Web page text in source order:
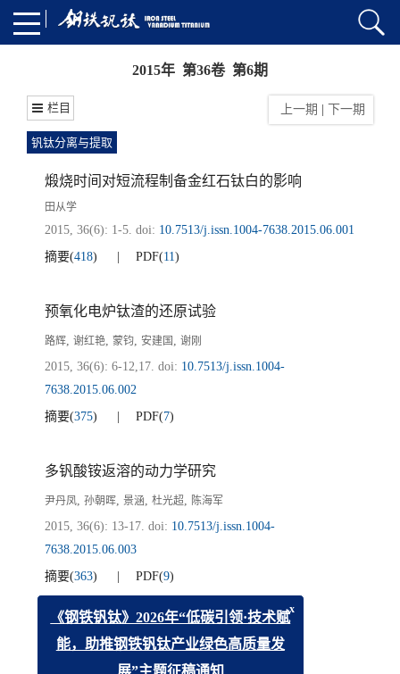
2015年 第36卷 第6期
栏目 上一期 下一期
钒钛分离与提取
煅烧时间对短流程制备金红石钛白的影响
田从学
2015, 36(6): 1-5. doi: 10.7513/j.issn.1004-7638.2015.06.001
摘要(418) PDF(11)
预氧化电炉钛渣的还原试验
路辉, 谢红艳, 蒙钧, 安建国 , 谢刚
2015, 36(6): 6-12,17. doi: 10.7513/j.issn.1004-
7638.2015.06.002
摘要(375) PDF(7)
多钒酸铵返溶的动力学研究
尹丹凤, 孙朝晖, 景涵, 杜光超, 陈海军
2015, 36(6): 13-17. doi: 10.7513/j.issn.1004-
7638.2015.06.003
摘要(363) PDF(9)
x
《钢铁钒钛》2026年“低碳引领·技术赋
能，助推钢铁钒钛产业绿色高质量发